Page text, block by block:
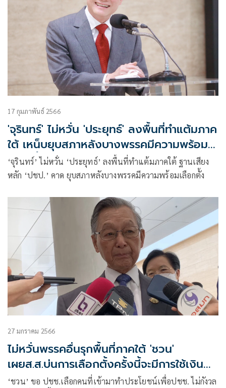
17 กุมภาพันธ์ 2566
'จุรินทร์' ไม่หวั่น 'ประยุทธ์' ลงพื้นที่ทำแต้มภาค
ใต้ เหน็บยุบสภาหลังบางพรรคมีความพร้อม
เลือกตั้ง
‘จุรินทร์’ ไม่หวั่น ‘ประยุทธ์’ ลงพื้นที่ทำแต้มภาคใต้ ฐานเสียง
หลัก ‘ปชป.’ คาด ยุบสภาหลังบางพรรคมีความพร้อมเลือกตั้ง
27 มกราคม 2566
ไม่หวั่นพรรคอื่นรุกพื้นที่ภาคใต้ 'ชวน'
เผยส.ส.บ่นการเลือกตั้งครั้งนี้จะมีการใช้เงิน
เยอะ
‘ชวน’ ขอ ปชช.เลือกคนที่เข้ามาทำประโยชน์เพื่อปชช. ไม่กังวล